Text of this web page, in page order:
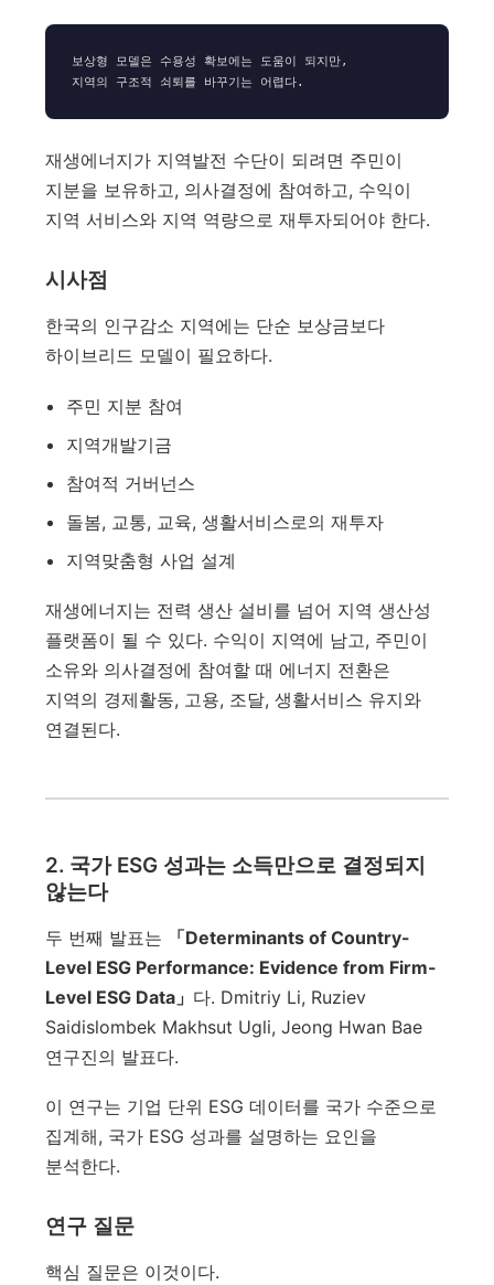
보상형 모델은 수용성 확보에는 도움이 되지만,
재생에너지가 지역발전 수단이 되려면 주민이
지분을 보유하고, 의사결정에 참여하고, 수익이
지역 서비스와 지역 역량으로 재투자되어야 한다.
시사점
한국의 인구감소 지역에는 단순 보상금보다
하이브리드 모델이 필요하다.
주민 지분 참여
지역개발기금
참여적 거버넌스
돌봄, 교통, 교육, 생활서비스로의 재투자
지역맞춤형 사업 설계
재생에너지는 전력 생산 설비를 넘어 지역 생산성
플랫폼이 될 수 있다. 수익이 지역에 남고, 주민이
소유와 의사결정에 참여할 때 에너지 전환은
지역의 경제활동, 고용, 조달, 생활서비스 유지와
연결된다.
2. 국가 ESG 성과는 소득만으로 결정되지
않는다
두 번째 발표는
「Determinants of Country-
Level ESG Performance: Evidence from Firm-
Level ESG Data」 다. Dmitriy Li, Ruziev
Saidislombek Makhsut Ugli, Jeong Hwan Bae
연구진의 발표다.
이 연구는 기업 단위 ESG 데이터를 국가 수준으로
집계해, 국가 ESG 성과를 설명하는 요인을
분석한다.
연구 질문
핵심 질문은 이것이다.